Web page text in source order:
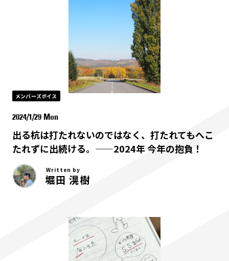
メンバーズボイス
2024/1/29 Mon
出る杭は打たれないのではなく、打たれてもへこ
たれずに出続ける。——2024年 今年の抱負！
Written by
堀田 滉樹